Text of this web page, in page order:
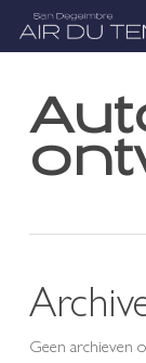
content
Geen archieven